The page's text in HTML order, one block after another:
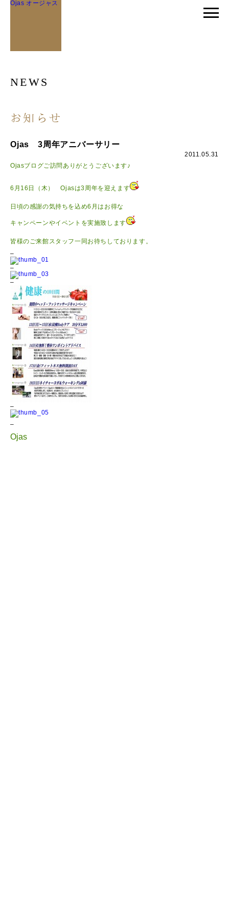
Ojas オージャス
NEWS
お知らせ
Ojas 3周年アニバーサリー
2011.05.31
Ojasブログご訪問ありがとうございます♪
6月16日（木） Ojasは3周年を迎えます
日頃の感謝の気持ちを込め6月はお得な
キャンペーンやイベントを実施致します
皆様のご来館スタッフ一同お待ちしております。
–
–
–
–
–
Ojas